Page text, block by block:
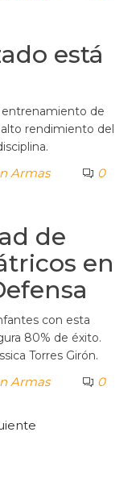
está
entrenamiento de
rendimiento del
Armas 0
de
en
con esta
80% de éxito.
Torres Girón.
Armas 0